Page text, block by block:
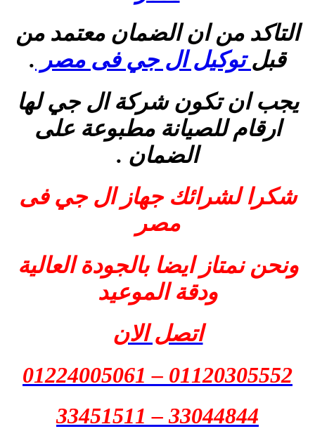
التاكد من ان الضمان معتمد من
قبلتوكيل ال جي فى مصر .
يجب ان تكون شركة ال جي لها
ارقام للصيانة مطبوعة على
الضمان .
شكرا لشرائك جهاز ال جي فى
مصر
ونحن نمتاز ايضا بالجودة العالية
ودقة الموعيد
اتصل الان
01120305552 – 01224005061
33044844 – 33451511